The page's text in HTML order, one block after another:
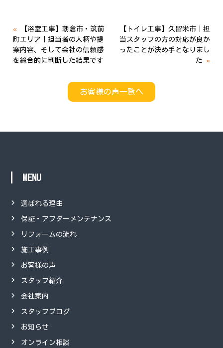
«
【浴室工事】朝倉市・筑前
町エリア｜担当者の人柄や提
案内容、そして会社の信頼感
を総合的に判断した結果です
【トイレ工事】久留米市｜担
当スタッフの方の対応が良か
ったことが決め手となりまし
た
»
お客様の声一覧へ
MENU
選ばれる理由
保証・アフターメンテナンス
リフォームの流れ
施工事例
お客様の声
スタッフ紹介
会社案内
スタッフブログ
お知らせ
オンライン相談